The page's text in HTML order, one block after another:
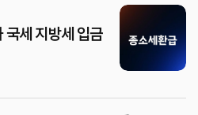
국세 지방세 입금